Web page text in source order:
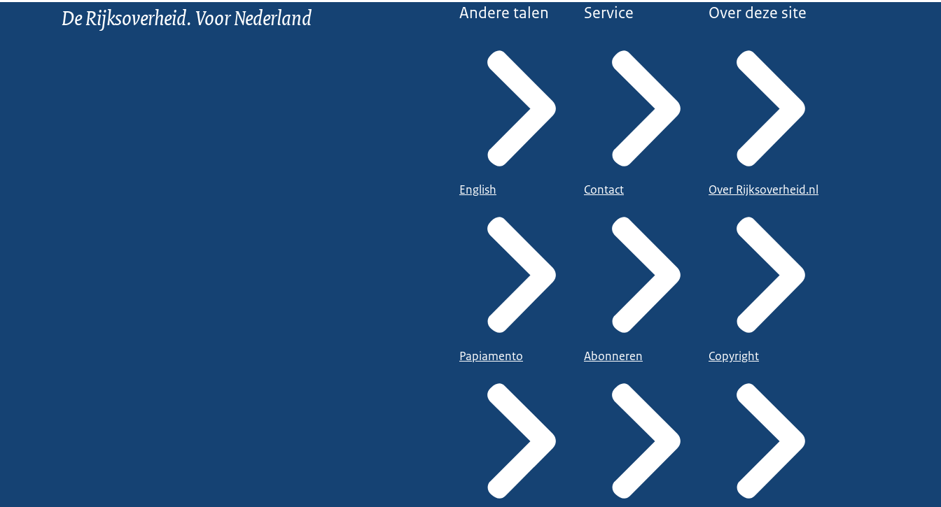
De Rijksoverheid. Voor Nederland Andere talen
English
Papiamento
Service
Contact
Abonneren
Over deze site
Over Rijksoverheid.nl
Copyright